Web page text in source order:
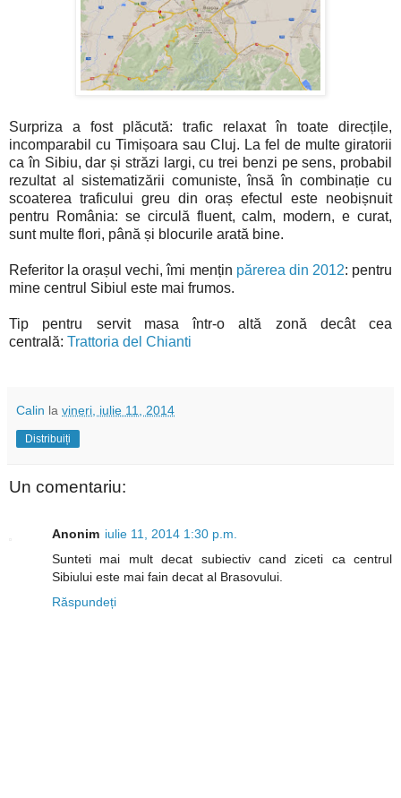
Surpriza a fost plăcută: trafic relaxat în toate direcțile,
incomparabil cu Timișoara sau Cluj. La fel de multe giratorii
ca în Sibiu, dar și străzi largi, cu trei benzi pe sens, probabil
rezultat al sistematizării comuniste, însă în combinație cu
scoaterea traficului greu din oraș efectul este neobișnuit
pentru România: se circulă fluent, calm, modern, e curat,
sunt multe flori, până și blocurile arată bine.
Referitor la orașul vechi, îmi mențin părerea din 2012: pentru
mine centrul Sibiul este mai frumos.
Tip pentru servit masa într-o altă zonă decât cea
centrală: Trattoria del Chianti
Calin la vineri, iulie 11, 2014
Distribuiți
Un comentariu:
Anonim iulie 11, 2014 1:30 p.m.
Sunteti mai mult decat subiectiv cand ziceti ca centrul
Sibiului este mai fain decat al Brasovului.
Răspundeți